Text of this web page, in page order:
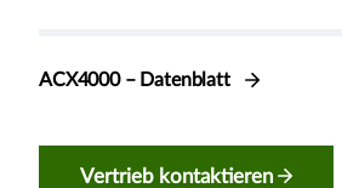
ACX4000 – Datenblatt
Vertrieb kontaktieren